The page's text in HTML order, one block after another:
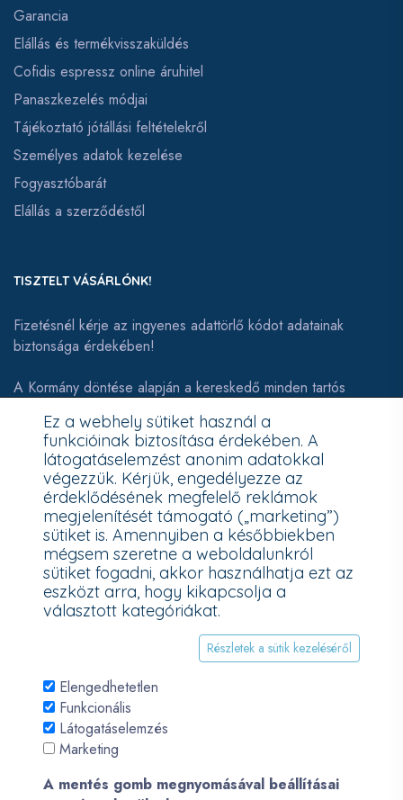
Ez a webhely sütiket használ a
funkcióinak biztosítása érdekében. A
látogatáselemzést anonim adatokkal
végezzük. Kérjük, engedélyezze az
érdeklődésének megfelelő reklámok
megjelenítését támogató („marketing”)
sütiket is. Amennyiben a későbbiekben
mégsem szeretne a weboldalunkról
sütiket fogadni, akkor használhatja ezt az
eszközt arra, hogy kikapcsolja a
választott kategóriákat.
Részletek a sütik kezeléséről
Elengedhetetlen
Funkcionális
Látogatáselemzés
Marketing
A mentés gomb megnyomásával beállításai
Garancia
Elállás és termékvisszaküldés
Cofidis espressz online áruhitel
Panaszkezelés módjai
Tájékoztató jótállási feltételekről
Személyes adatok kezelése
Fogyasztóbarát
Elállás a szerződéstől
TISZTELT VÁSÁRLÓNK!
Fizetésnél kérje az ingyenes adattörlő kódot adatainak
biztonsága érdekében!
A Kormány döntése alapján a kereskedő minden tartós
kódot biztosítani.
További információk a Nemzeti Média- és Hírközlési Hatóság
honlapján:https://nmhh.hu/veglegestorles
© 2026 - Pécsi PC - All Rights Reserved. Development by
QueSoft